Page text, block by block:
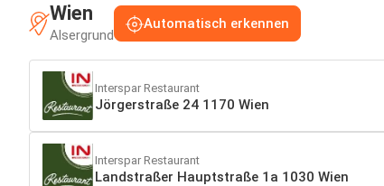
Wien
Alsergrund
Automatisch erkennen
Interspar Restaurant
Jörgerstraße 24 1170 Wien
Interspar Restaurant
Landstraßer Hauptstraße 1a 1030 Wien